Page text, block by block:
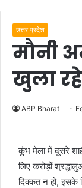
उत्तर प्रदेश
मौनी
खुला
ABP Bharat
कुंभ मेला में दूसरे
लिए करोड़ों
दिक्कत न हो, इसके